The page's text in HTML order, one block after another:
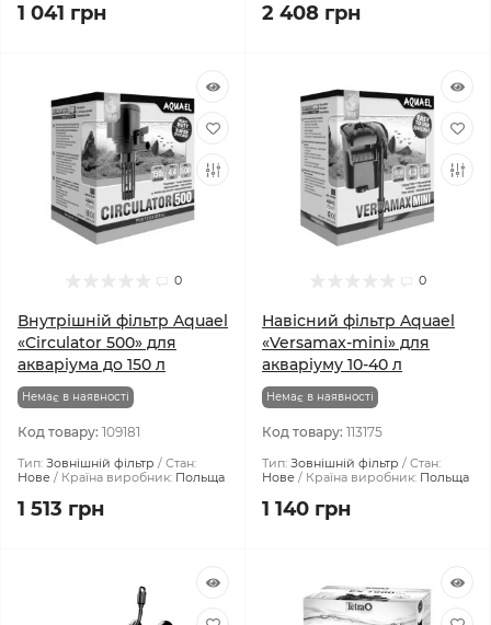
1 041 грн 2 408 грн
0
Внутрішній фільтр Aquael
«Circulator 500» для
акваріума до 150 л
Немає в наявності
Код товару: 109181
Тип: Зовнішній фільтр
Стан:
Нове
Країна виробник: Польща
1 513 грн
0
Навісний фільтр Aquael
«Versamax-mini» для
акваріуму 10-40 л
Немає в наявності
Код товару: 113175
Тип: Зовнішній фільтр
Стан:
Нове
Країна виробник: Польща
1 140 грн